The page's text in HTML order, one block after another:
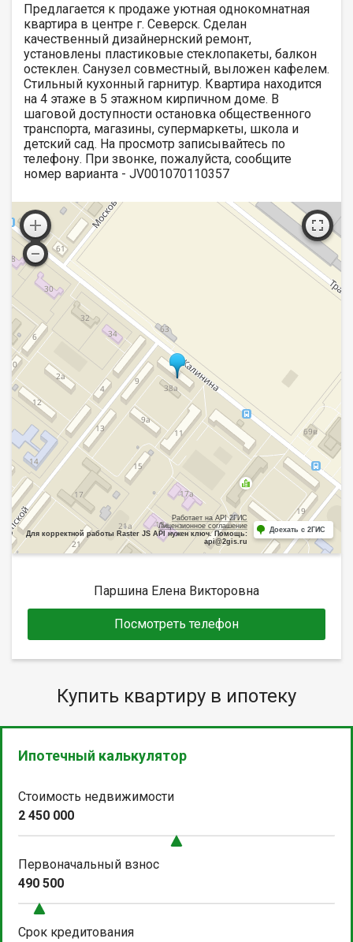
Предлагается к продаже уютная однокомнатная
квартира в центре г. Северск. Сделан
качественный дизайнернский ремонт,
установлены пластиковые стеклопакеты, балкон
остеклен. Санузел совместный, выложен кафелем.
Стильный кухонный гарнитур. Квартира находится
на 4 этаже в 5 этажном кирпичном доме. В
шаговой доступности остановка общественного
транспорта, магазины, супермаркеты, школа и
детский сад. На просмотр записывайтесь по
телефону. При звонке, пожалуйста, сообщите
номер варианта - JV001070110357
Работает на API 2ГИС
Лицензионное соглашение
Для корректной работы Raster JS API нужен ключ. Помощь:
api@2gis.ru
Доехать с 2ГИС
Паршина Елена Викторовна
Посмотреть телефон
Купить квартиру в ипотеку
Ипотечный калькулятор
Стоимость недвижимости
2 450 000
Первоначальный взнос
490 500
Срок кредитования